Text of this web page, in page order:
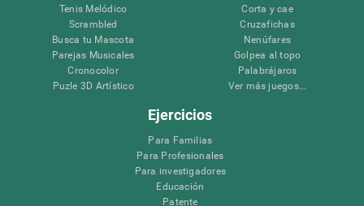
Tenis Melódico
Scrambled
Busca tu Mascota
Parejas Musicales
Cronocolor
Puzle 3D Artístico
Corta y cae
Cruzafichas
Nenúfares
Golpea al topo
Palabrájaros
Ver más juegos...
Ejercicios
Para Familias
Para Profesionales
Para investigadores
Educación
Patente